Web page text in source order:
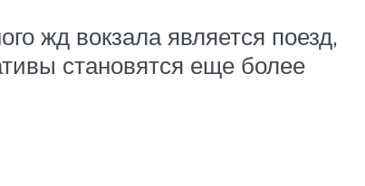
жд вокзала является поезд,
становятся еще более